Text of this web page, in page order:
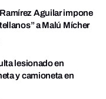
Aguilar impone
a Malú Mícher
lesionado en
y camioneta en